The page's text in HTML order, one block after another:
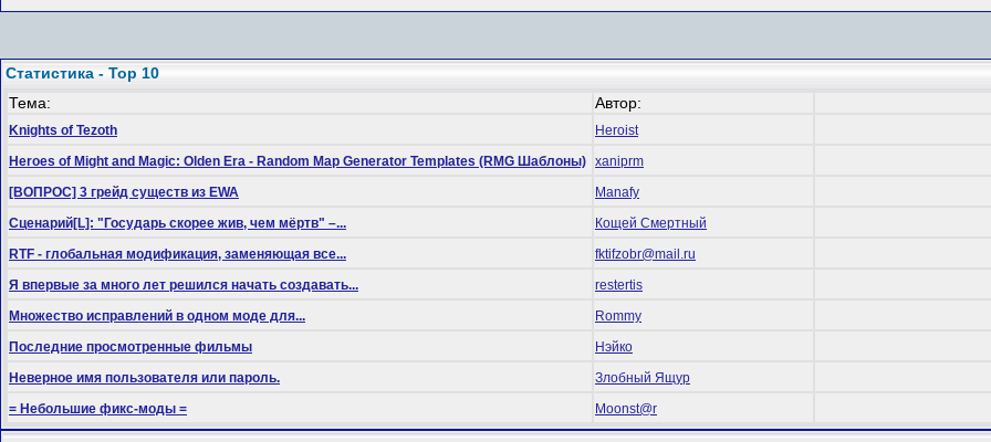
Статистика - Top 10
Тема:
Автор:
Knights of Tezoth
Heroist
Heroes of Might and Magic: Olden Era - Random Map Generator Templates (RMG Шаблоны) xaniprm
[ВОПРОС] 3 грейд существ из EWA
Manafy
Сценарий[L]: "Государь скорее жив, чем мёртв" –...
Кощей Смертный
RTF - глобальная модификация, заменяющая все...
fktifzobr@mail.ru
Я впервые за много лет решился начать создавать...
restertis
Множество исправлений в одном моде для...
Rommy
Последние просмотренные фильмы
Нэйко
Неверное имя пользователя или пароль.
Злобный Ящур
= Небольшие фикс-моды =
Mооnst@r